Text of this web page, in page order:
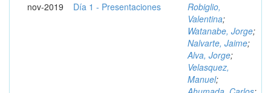
nov-2019 Día 1 - Presentaciones
Robiglio,
Valentina;
Watanabe, Jorge;
Nalvarte, Jaime;
Alva, Jorge;
Velasquez,
Manuel;